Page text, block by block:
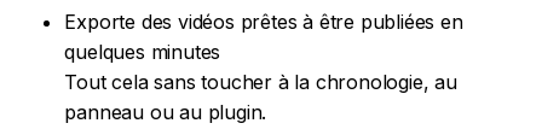
Exporte des vidéos prêtes à être publiées en
quelques minutes
Tout cela sans toucher à la chronologie, au
panneau ou au plugin.